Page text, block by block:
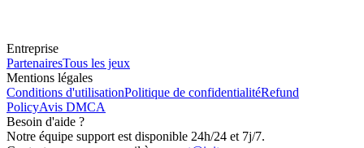
Entreprise
PartenairesTous les jeux
Mentions légales
Conditions d'utilisationPolitique de confidentialitéRefund
PolicyAvis DMCA
Besoin d'aide ?
Notre équipe support est disponible 24h/24 et 7j/7.